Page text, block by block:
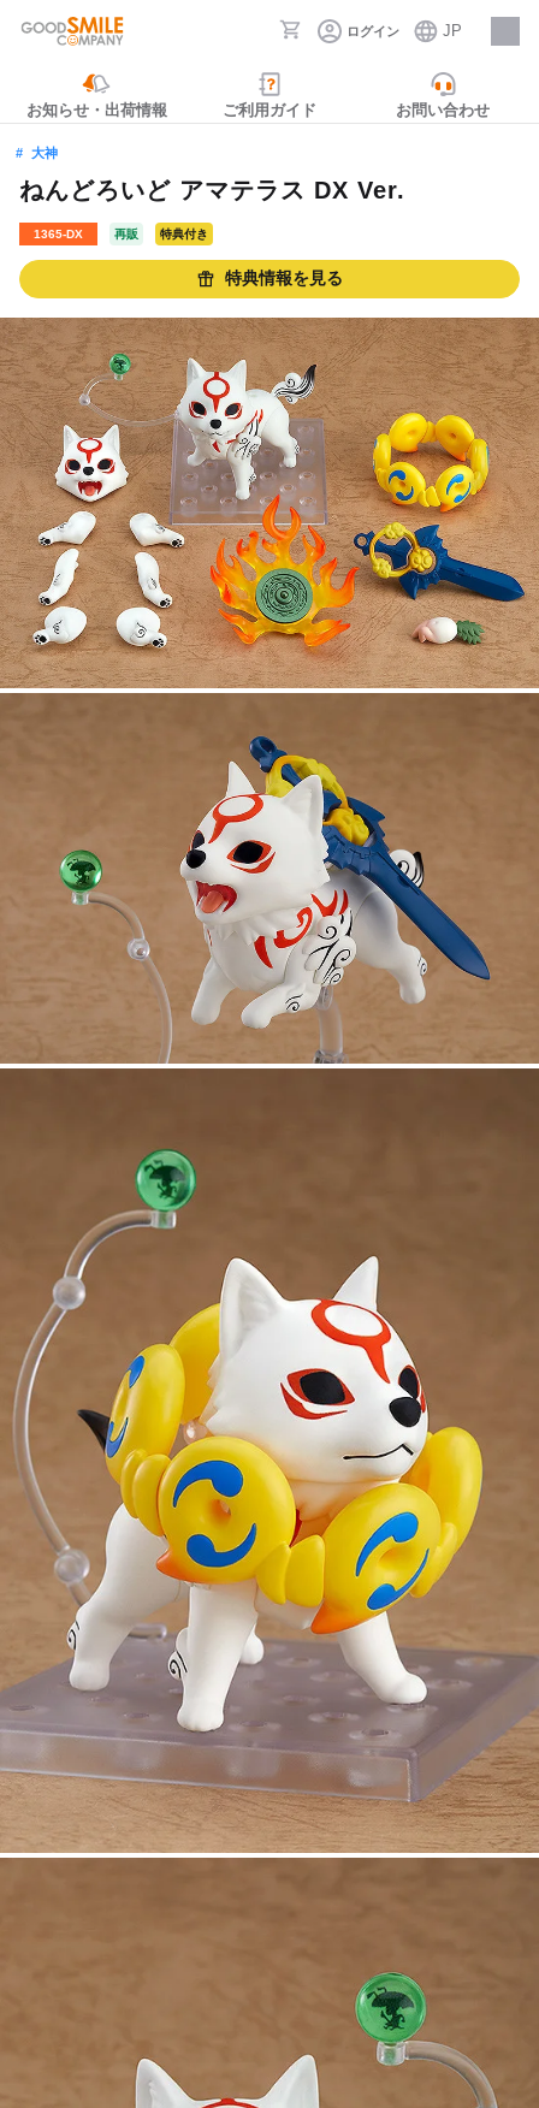
ログイン JP
採用情報
お知らせ・出荷情報 ご利用ガイド お問い合わせ
大神
ねんどろいど アマテラス DX Ver.
1365‐DX 再販 特典付き
特典情報を見る